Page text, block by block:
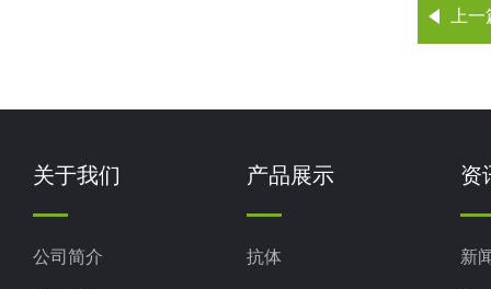
上
关于我们
公司简介
产品展示
抗体
资
新